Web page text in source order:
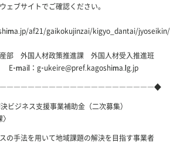
サイトでご確認ください。
af21/gaikokujinzai/kigyo_dantai/
部 外国人材政策推進課 外国人材受入推進班
mail：g-ukeire@pref.kagoshima.lg.jp
ビジネス支援事業補助金（二次募集）
の手法を用いて地域課題の解決を目指す事業者